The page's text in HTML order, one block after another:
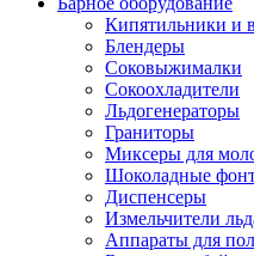
Кипятильники и
Блендеры
Соковыжималки
Сокоохладители
Льдогенераторы
Граниторы
Миксеры для
Шоколадные
Диспенсеры
Измельчители
Аппараты для